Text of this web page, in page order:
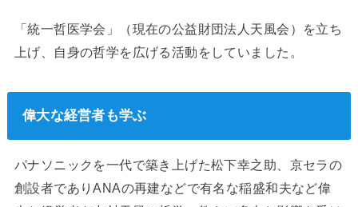
「統一哲医学会」（現在の公益財団法人天風会）を立ち
上げ、自身の哲学を広げる活動をしていました。
偉大な経営者も学ぶ
パナソニックを一代で築き上げた松下幸之助、京セラの
創設者でありANAの再建などで有名な稲盛和夫など偉